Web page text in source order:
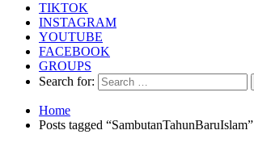
TIKTOK
INSTAGRAM
YOUTUBE
FACEBOOK
GROUPS
Search for:
Home
Posts tagged “SambutanTahunBaruIslam”